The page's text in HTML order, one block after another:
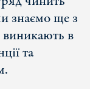
знаємо ще з
виникають в
та